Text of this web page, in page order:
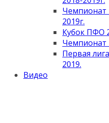
Чемпионат
2019г.
Кубок ПФО
Чемпионат
Первая
2019.
Видео